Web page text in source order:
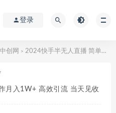
登录
中创网 > 2024快手半无人直播 简单操作月入1W+ 高效引流 当天见收益
月入1W+ 高效引流 当天见收